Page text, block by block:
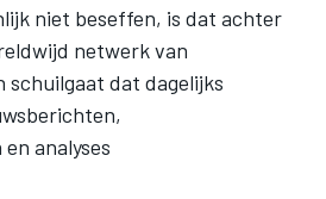
niet beseffen, is dat achter
netwerk van
dat dagelijks
analyses